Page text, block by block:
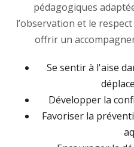
pédagogiques
l’observation et le
offrir un
Se sentir à l'aise
Développer la
Favoriser la